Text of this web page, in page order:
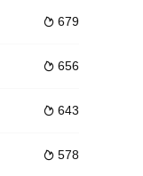
科职工商全亮（范伟 饰
名进修医生。为了能留
 679
 656
 643
 578